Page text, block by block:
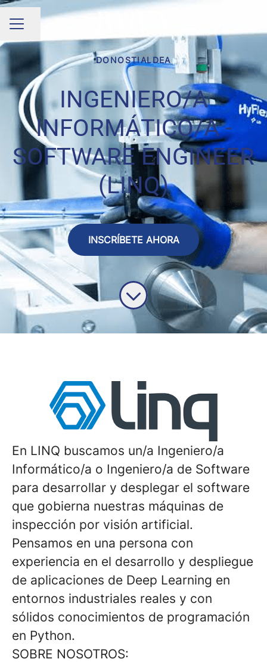
MENÚ DE EMPLEO
Compartir página
DONOSTIALDEA
INGENIERO/A
INFORMÁTICO/A -
SOFTWARE ENGINEER
(LINQ)
INSCRÍBETE AHORA
En LINQ buscamos un/a Ingeniero/a
Informático/a o Ingeniero/a de Software
para desarrollar y desplegar el software
que gobierna nuestras máquinas de
inspección por visión artificial.
Pensamos en una persona con
experiencia en el desarrollo y despliegue
de aplicaciones de Deep Learning en
entornos industriales reales y con
sólidos conocimientos de programación
en Python.
SOBRE NOSOTROS: